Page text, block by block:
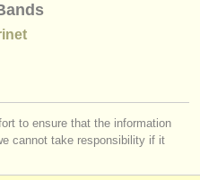
to ensure that the information
cannot take responsibility if it